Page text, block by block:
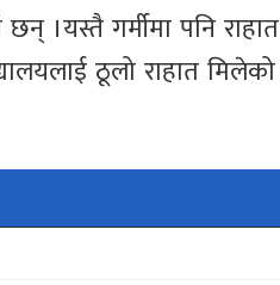
।यस्तै गर्मीमा पनि राहात
ठूलो राहात मिलेको